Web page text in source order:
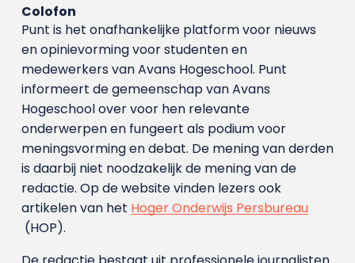
Colofon
Punt is het onafhankelijke platform voor nieuws
en opinievorming voor studenten en
medewerkers van Avans Hoge­school. Punt
informeert de gemeenschap van Avans
Hogeschool over voor hen relevante
onderwerpen en fungeert als podium voor
meningsvorming en debat. De mening van derden
is daarbij niet noodzakelijk de mening van de
redactie. Op de website vinden lezers ook
artikelen van het Hoger Onderwijs Persbureau
(HOP).